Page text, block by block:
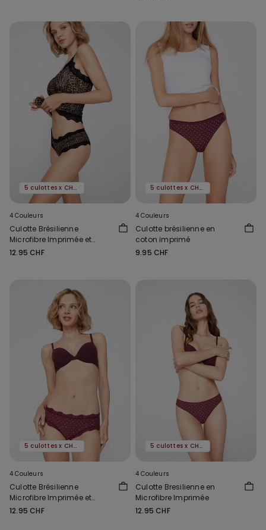
5 culottes x CHF 29.90
4 Couleurs
Culotte Brésilienne
Microfibre Imprimée et
Dentelle Recyclée
12.95 CHF
5 culottes x CHF 29.90
4 Couleurs
Culotte brésilienne en
coton imprimé
9.95 CHF
5 culottes x CHF 29.90
4 Couleurs
Culotte Brésilienne
Microfibre Imprimée et
Dentelle Recyclée
12.95 CHF
5 culottes x CHF 29.90
4 Couleurs
Culotte Bresilienne en
Microfibre Imprimée
12.95 CHF